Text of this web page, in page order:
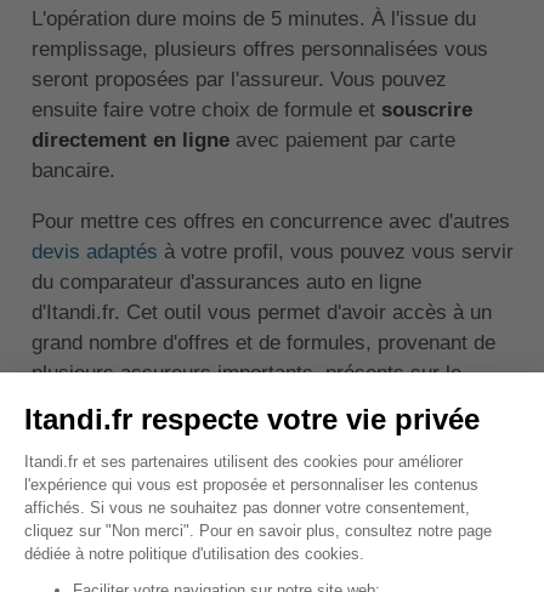
L'opération dure moins de 5 minutes. À l'issue du
remplissage, plusieurs offres personnalisées vous
seront proposées par l'assureur. Vous pouvez
ensuite faire votre choix de formule etsouscrire
directement en ligneavec paiement par carte
bancaire.
Pour mettre ces offres en concurrence avec d'autres
devis adaptés à votre profil, vous pouvez vous servir
du comparateur d'assurances auto en ligne
d'Itandi.fr. Cet outil vous permet d'avoir accès à un
grand nombre d'offres et de formules, provenant de
plusieurs assureurs importants, présents sur le
marché français. Cela vous permet d'avoir une vue
d'ensemble des possibilités qui s'offrent à vous pour
la couverture de votre voiture.
Dans les résultats de la demande de devis, des
détails tels que la prime et les garanties sont donnés